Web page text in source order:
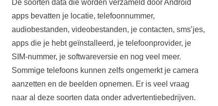
De soorten data die worden verzameld door Android
apps bevatten je locatie, telefoonnummer,
audiobestanden, videobestanden, je contacten, sms’jes,
apps die je hebt geïnstalleerd, je telefoonprovider, je
SIM-nummer, je softwareversie en nog veel meer.
Sommige telefoons kunnen zelfs ongemerkt je camera
aanzetten en de beelden opnemen. Er is veel vraag
naar al deze soorten data onder advertentiebedrijven.